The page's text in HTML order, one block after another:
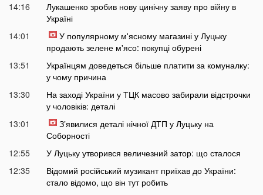
14:16
Лукашенко зробив нову цинічну заяву про війну в
Україні
14:01
У популярному м'ясному магазині у Луцьку
продають зелене м'ясо: покупці обурені
13:51
Українцям доведеться більше платити за комуналку:
у чому причина
13:30
На заході України у ТЦК масово забирали відстрочки
у чоловіків: деталі
13:01
Зʼявилися деталі нічної ДТП у Луцьку на
Соборності
12:55
У Луцьку утворився величезний затор: що сталося
12:35
Відомий російський музикант приїхав до України:
стало відомо, що він тут робить